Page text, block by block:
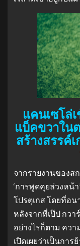
แคนเซโล่
แบ็คขวาใน
สร้างสรรค์
จากรายงานของส
‘การพูดคุยล่วงหน้
โปรตุเกส โดยที่อ
หลังจากที่เป๊ป กว
อย่างไรก็ตาม คว
เปิดเผยว่าเป็นกา